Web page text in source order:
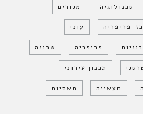
טכנולוגיה מגורים
פריפריה עוני
פריפריה שכונה
תכנון עירוני
תעשייה תשתיות